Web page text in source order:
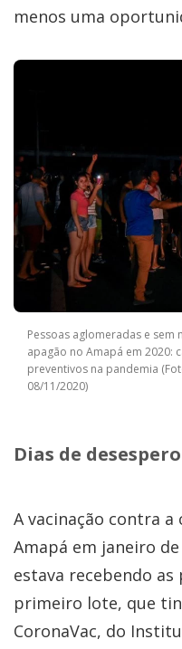
menos uma
Pessoas aglomeradas e
apagão no Amapá em 2020:
preventivos na pandemia
08/11/2020)
Dias de
A vacinação contra a
Amapá em janeiro
estava recebendo as
primeiro lote, que
CoronaVac, do